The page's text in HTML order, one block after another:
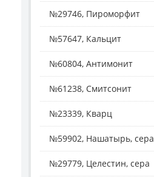
№29746, Пироморфит
№57647, Кальцит
№60804, Антимонит
№61238, Смитсонит
№23339, Кварц
№59902, Нашатырь, сера
№29779, Целестин, сера